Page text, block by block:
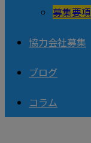
募集要項
協力会社募集
ブログ
コラム